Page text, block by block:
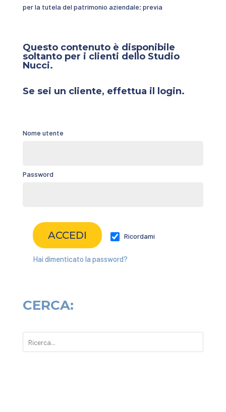
per la tutela del patrimonio aziendale; previa
Questo contenuto è disponibile
soltanto per i clienti dello Studio
Nucci.
Se sei un cliente, effettua il login.
Nome utente
Password
Ricordami
Hai dimenticato la password?
CERCA: